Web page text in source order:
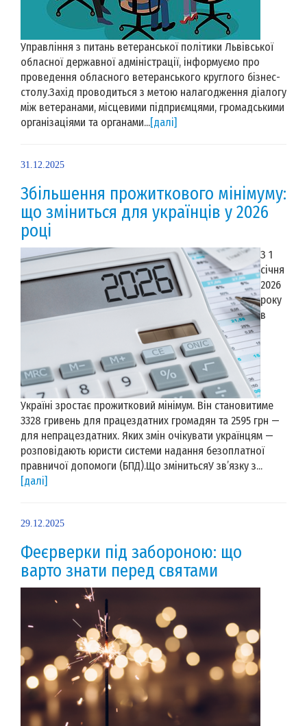
Управління з питань ветеранської політики Львівської
обласної державної адміністрації, інформуємо про
проведення обласного ветеранського круглого бізнес-
столу.Захід проводиться з метою налагодження діалогу
між ветеранами, місцевими підприємцями, громадськими
організаціями та органами...[далі]
31.12.2025
Збільшення прожиткового мінімуму:
що зміниться для українців у 2026
році
З 1
січня
2026
року
в
Україні зростає прожитковий мінімум. Він становитиме
3328 гривень для працездатних громадян та 2595 грн —
для непрацездатних. Яких змін очікувати українцям —
розповідають юристи системи надання безоплатної
правничої допомоги (БПД).Що змінитьсяУ зв’язку з...
[далі]
29.12.2025
Феєрверки під забороною: що
варто знати перед святами